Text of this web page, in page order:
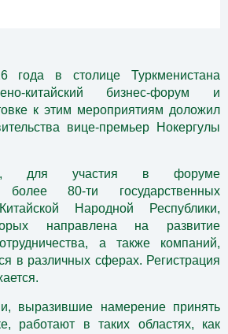
года в столице Туркменистана
китайский бизнес-форум и
к этим мероприятиям доложил
вице-премьер Нокергулы
для участия в форуме
более 80-ти государственных
Народной Республики,
направлена на развитие
а также компаний,
в различных сферах. Регистрация
выразившие намерение принять
работают в таких областях, как